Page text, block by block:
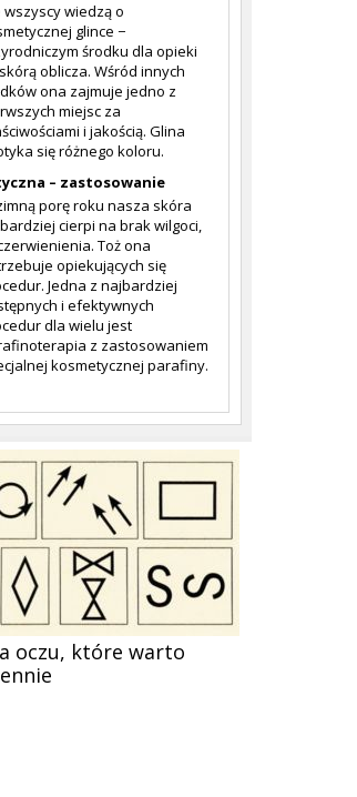
wszyscy wiedzą o
glince −
środku dla opieki
oblicza. Wśród innych
ona zajmuje jedno z
miejsc za
i jakością. Glina
się różnego koloru.
– zastosowanie
porę roku nasza skóra
cierpi na brak wilgoci,
Toż ona
opiekujących się
Jedna z najbardziej
i efektywnych
dla wielu jest
z zastosowaniem
kosmetycznej parafiny.
oczu, które warto